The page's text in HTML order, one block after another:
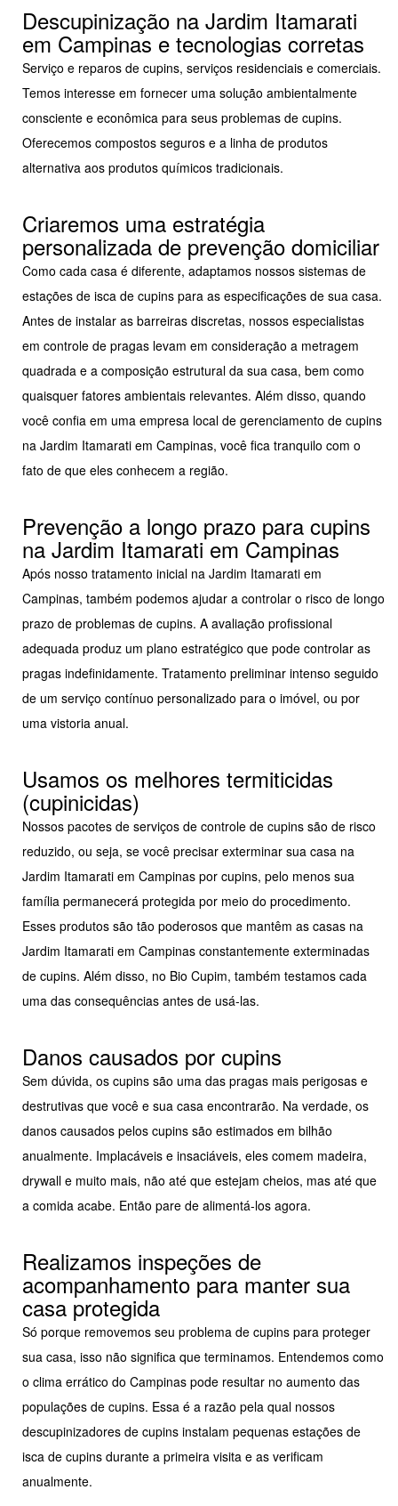
Descupinização na Jardim Itamarati
em Campinas e tecnologias corretas
Serviço e reparos de cupins, serviços residenciais e comerciais.
Temos interesse em fornecer uma solução ambientalmente
consciente e econômica para seus problemas de cupins.
Oferecemos compostos seguros e a linha de produtos
alternativa aos produtos químicos tradicionais.
Criaremos uma estratégia
personalizada de prevenção domiciliar
Como cada casa é diferente, adaptamos nossos sistemas de
estações de isca de cupins para as especificações de sua casa.
Antes de instalar as barreiras discretas, nossos especialistas
em controle de pragas levam em consideração a metragem
quadrada e a composição estrutural da sua casa, bem como
quaisquer fatores ambientais relevantes. Além disso, quando
você confia em uma empresa local de gerenciamento de cupins
na Jardim Itamarati em Campinas, você fica tranquilo com o
fato de que eles conhecem a região.
Prevenção a longo prazo para cupins
na Jardim Itamarati em Campinas
Após nosso tratamento inicial na Jardim Itamarati em
Campinas, também podemos ajudar a controlar o risco de longo
prazo de problemas de cupins. A avaliação profissional
adequada produz um plano estratégico que pode controlar as
pragas indefinidamente. Tratamento preliminar intenso seguido
de um serviço contínuo personalizado para o imóvel, ou por
uma vistoria anual.
Usamos os melhores termiticidas
(cupinicidas)
Nossos pacotes de serviços de controle de cupins são de risco
reduzido, ou seja, se você precisar exterminar sua casa na
Jardim Itamarati em Campinas por cupins, pelo menos sua
família permanecerá protegida por meio do procedimento.
Esses produtos são tão poderosos que mantêm as casas na
Jardim Itamarati em Campinas constantemente exterminadas
de cupins. Além disso, no Bio Cupim, também testamos cada
uma das consequências antes de usá-las.
Danos causados por cupins
Sem dúvida, os cupins são uma das pragas mais perigosas e
destrutivas que você e sua casa encontrarão. Na verdade, os
danos causados pelos cupins são estimados em bilhão
anualmente. Implacáveis e insaciáveis, eles comem madeira,
drywall e muito mais, não até que estejam cheios, mas até que
a comida acabe. Então pare de alimentá-los agora.
Realizamos inspeções de
acompanhamento para manter sua
casa protegida
Só porque removemos seu problema de cupins para proteger
sua casa, isso não significa que terminamos. Entendemos como
o clima errático do Campinas pode resultar no aumento das
populações de cupins. Essa é a razão pela qual nossos
descupinizadores de cupins instalam pequenas estações de
isca de cupins durante a primeira visita e as verificam
anualmente.